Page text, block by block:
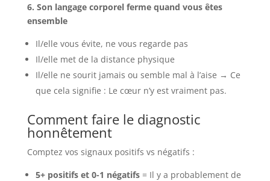
6. Son langage corporel ferme quand vous êtes
ensemble
Il/elle vous évite, ne vous regarde pas
Il/elle met de la distance physique
Il/elle ne sourit jamais ou semble mal à l’aise → Ce
que cela signifie : Le cœur n’y est vraiment pas.
Comment faire le diagnostic
honnêtement
Comptez vos signaux positifs vs négatifs :
5+ positifs et 0-1 négatifs= Il y a probablement de